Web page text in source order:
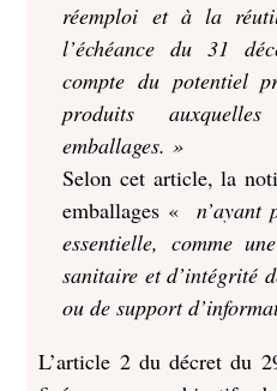
réemploi et à la
l’échéance du 31
compte du potentiel
produits
emballages. »
Selon cet article, la
emballages «
n’ayant
essentielle, comme
sanitaire et d’intégrité
ou de support
L’article 2 du décret du